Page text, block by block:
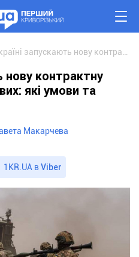
нову контрактну
які умови та
Макарчева
1KR.UA вViber